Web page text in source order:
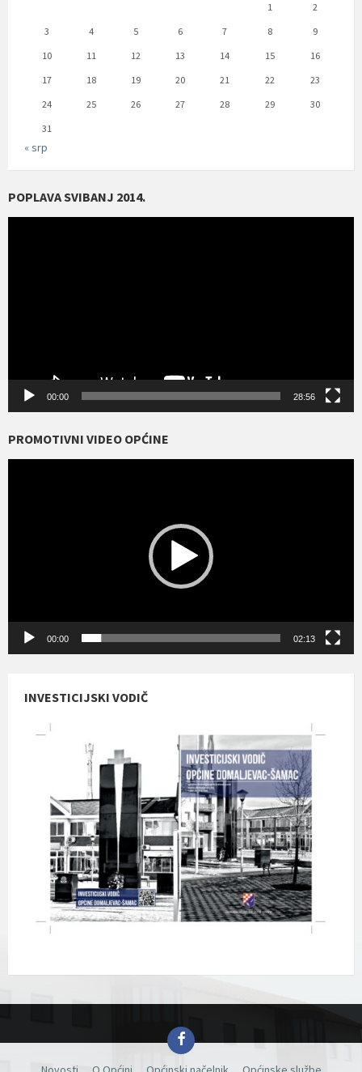
1
2
3
4 5 6 7 8
9
10
11 12 13 14 15
16
17
18 19 20 21 22
23
24
25 26 27 28 29
30
31
« srp
POPLAVA SVIBANJ 2014.
00:00 28:56
PROMOTIVNI VIDEO OPĆINE
00:00 02:13
INVESTICIJSKI VODIČ
Facebook